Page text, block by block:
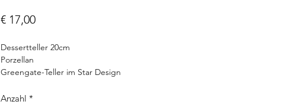
€ 17,00Preis
Dessertteller 20cm
Porzellan
Greengate-Teller im Star Design
Anzahl *